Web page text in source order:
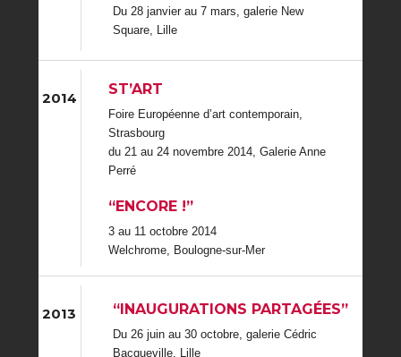
Du 28 janvier au 7 mars, galerie New
Square, Lille
2014
ST’ART
Foire Européenne d’art contemporain,
Strasbourg
du 21 au 24 novembre 2014, Galerie Anne
Perré
“ENCORE !”
3 au 11 octobre 2014
Welchrome, Boulogne-sur-Mer
2013 “INAUGURATIONS PARTAGÉES”
Du 26 juin au 30 octobre, galerie Cédric
Bacqueville, Lille